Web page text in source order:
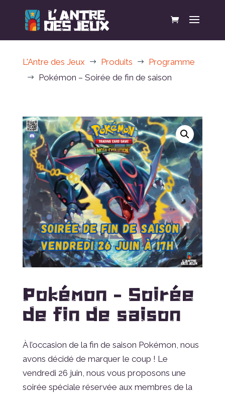
L'Antre des Jeux $ Produits $ Programme
$ Pokémon – Soirée de fin de saison
Pokémon – Soirée
de fin de saison
À l’occasion de la fin de saison Pokémon, nous
avons décidé de marquer le coup ! Le
vendredi 26 juin, nous vous proposons une
soirée spéciale réservée aux membres de la